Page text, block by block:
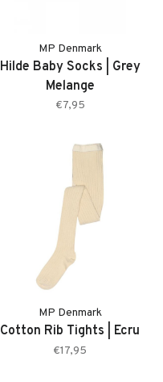
MP Denmark
Hilde Baby Socks | Grey
Melange
€7,95
MP Denmark
Cotton Rib Tights | Ecru
€17,95